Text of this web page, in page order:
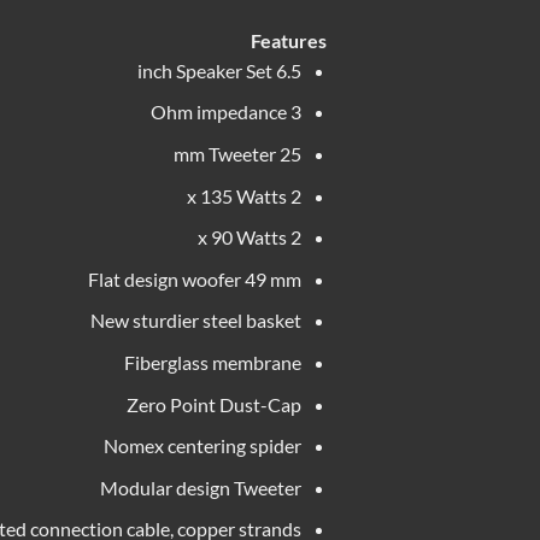
Features
6.5 inch Speaker Set
3 Ohm impedance
25 mm Tweeter
2 x 135 Watts
2 x 90 Watts
Flat design woofer 49 mm
New sturdier steel basket
Fiberglass membrane
Zero Point Dust-Cap
Nomex centering spider
Modular design Tweeter
connection cable, copper strands